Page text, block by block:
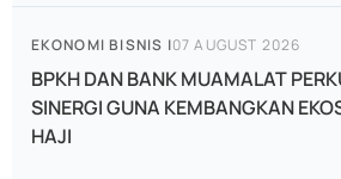
EKONOMI BISNIS |07 AUGUST 2026
BPKH DAN BANK MUAMALAT
SINERGI GUNA KEMBANGKAN
HAJI